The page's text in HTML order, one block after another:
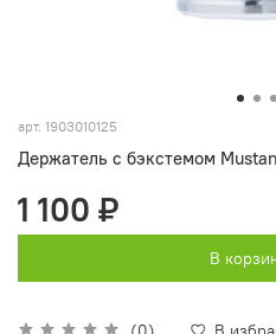
арт. 1903010125
Держатель с бэкстемом
1 100 ₽
В